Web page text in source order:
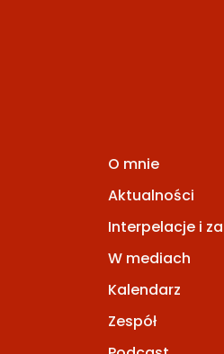
O mnie
Aktualności
Interpelacje i
W mediach
Kalendarz
Zespół